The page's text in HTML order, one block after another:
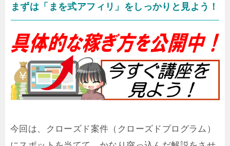
まずは「まを式アフィリ」をしっかりと見よう！
今回は、クローズド案件（クローズドプログラム）